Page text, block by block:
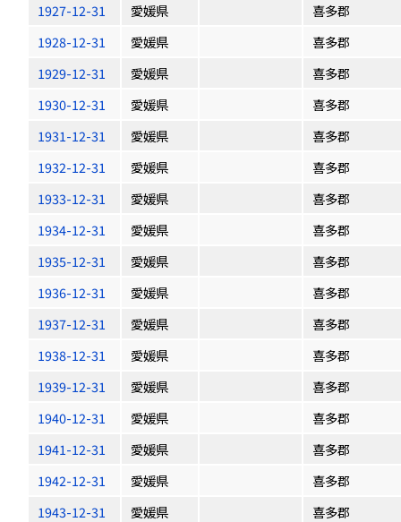
1927-12-31
愛媛県
喜多郡
1928-12-31
愛媛県
喜多郡
1929-12-31
愛媛県
喜多郡
1930-12-31
愛媛県
喜多郡
1931-12-31
愛媛県
喜多郡
1932-12-31
愛媛県
喜多郡
1933-12-31
愛媛県
喜多郡
1934-12-31
愛媛県
喜多郡
1935-12-31
愛媛県
喜多郡
1936-12-31
愛媛県
喜多郡
1937-12-31
愛媛県
喜多郡
1938-12-31
愛媛県
喜多郡
1939-12-31
愛媛県
喜多郡
1940-12-31
愛媛県
喜多郡
1941-12-31
愛媛県
喜多郡
1942-12-31
愛媛県
喜多郡
1943-12-31
愛媛県
喜多郡